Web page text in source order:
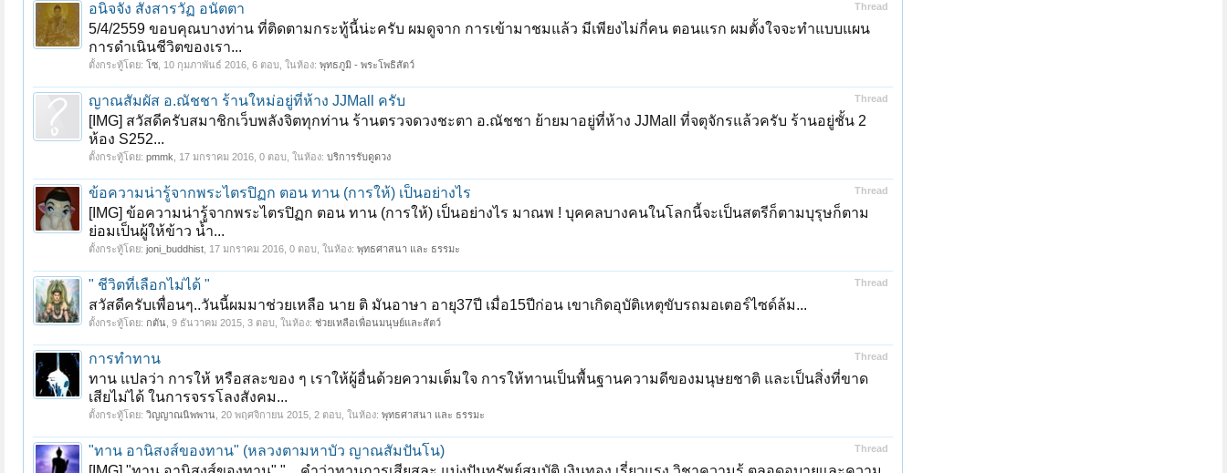
Thread
อนิจจัง สังสารวัฏ อนัตตา
5/4/2559 ขอบคุณบางท่าน ที่ติดตามกระทู้นี้น่ะครับ ผมดูจาก การเข้ามาชมแล้ว มีเพียงไม่กี่คน ตอนแรก ผมตั้งใจจะทำแบบแผน
การดำเนินชีวิตของเรา...
ตั้งกระทู้โดย: โซ 10 กุมภาพันธ์ 2016 , 6 ตอบ, ในห้อง: พุทธภูมิ - พระโพธิสัตว์
Thread
ญาณสัมผัส อ.ณัชชา ร้านใหม่อยู่ที่ห้าง JJMall ครับ
[IMG] สวัสดีครับสมาชิกเว็บพลังจิตทุกท่าน ร้านตรวจดวงชะตา อ.ณัชชา ย้ายมาอยู่ที่ห้าง JJMall ที่จตุจักรแล้วครับ ร้านอยู่ชั้น 2
ห้อง S252...
ตั้งกระทู้โดย: pmmk 17 มกราคม 2016 , 0 ตอบ, ในห้อง: บริการรับดูดวง
Thread
ข้อความน่ารู้จากพระไตรปิฏก ตอน ทาน (การให้) เป็นอย่างไร
[IMG] ข้อความน่ารู้จากพระไตรปิฏก ตอน ทาน (การให้) เป็นอย่างไร มาณพ ! บุคคลบางคนในโลกนี้จะเป็นสตรีก็ตามบุรุษก็ตาม
ย่อมเป็นผู้ให้ข้าว น้ำ...
ตั้งกระทู้โดย: joni_buddhist 17 มกราคม 2016 , 0 ตอบ, ในห้อง: พุทธศาสนา และ ธรรมะ
Thread
" ชีวิตที่เลือกไม่ได้ "
สวัสดีครับเพื่อนๆ..วันนี้ผมมาช่วยเหลือ นาย ติ มันอาษา อายุ37ปี เมื่อ15ปีก่อน เขาเกิดอุบัติเหตุขับรถมอเตอร์ไซด์ล้ม...
ตั้งกระทู้โดย: กตัน 9 ธันวาคม 2015 , 3 ตอบ, ในห้อง: ช่วยเหลือเพื่อนมนุษย์และสัตว์
Thread
การทำทาน
ทาน แปลว่า การให้ หรือสละของ ๆ เราให้ผู้อื่นด้วยความเต็มใจ การให้ทานเป็นพื้นฐานความดีของมนุษยชาติ และเป็นสิ่งที่ขาด
เสียไม่ได้ ในการจรรโลงสังคม...
ตั้งกระทู้โดย: วิญญาณนิพพาน 20 พฤศจิกายน 2015 , 2 ตอบ, ในห้อง: พุทธศาสนา และ ธรรมะ
Thread
"ทาน อานิสงส์ของทาน" (หลวงตามหาบัว ญาณสัมปันโน)